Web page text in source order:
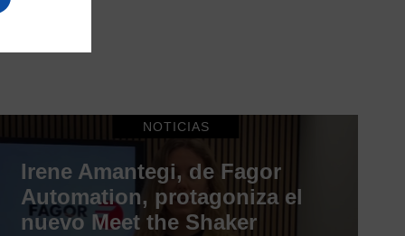
NOTICIAS
Irene Amantegi, de Fagor
Automation, protagoniza el
nuevo Meet the Shaker